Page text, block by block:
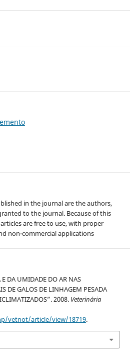
in the journal are the authors,
to the journal. Because of this
are free to use, with proper
non-commercial applications
E DA UMIDADE DO AR NAS
DE GALOS DE LINHAGEM PESADA
2008. Veterinária
vetnot/article/view/18719.